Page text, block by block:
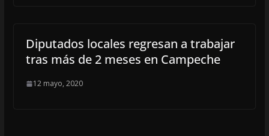
Diputados locales regresan a trabajar
tras más de 2 meses en Campeche
12 mayo, 2020